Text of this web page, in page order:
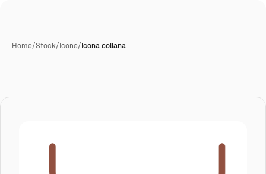
Home/Stock/Icone/Icona collana